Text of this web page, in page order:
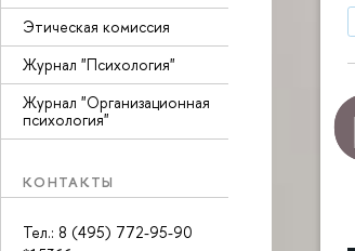
Этическая комиссия
Журнал "Психология"
Журнал "Организационная
психология"
КОНТАКТЫ
Тел.: 8 (495) 772-95-90